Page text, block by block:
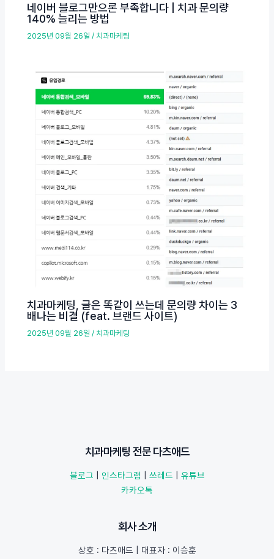
네이버 블로그만으론 부족합니다 | 치과 문의량
140% 늘리는 방법
2025년 09월 26일/치과마케팅
치과마케팅, 글은 똑같이 쓰는데 문의량 차이는 3
배나는 비결 (feat. 브랜드 사이트)
2025년 09월 26일/치과마케팅
치과마케팅 전문 다츠애드
블로그 인스타그램 쓰레드
유튜브
카카오톡
회사 소개
상호 : 다츠애드 | 대표자 : 이승훈